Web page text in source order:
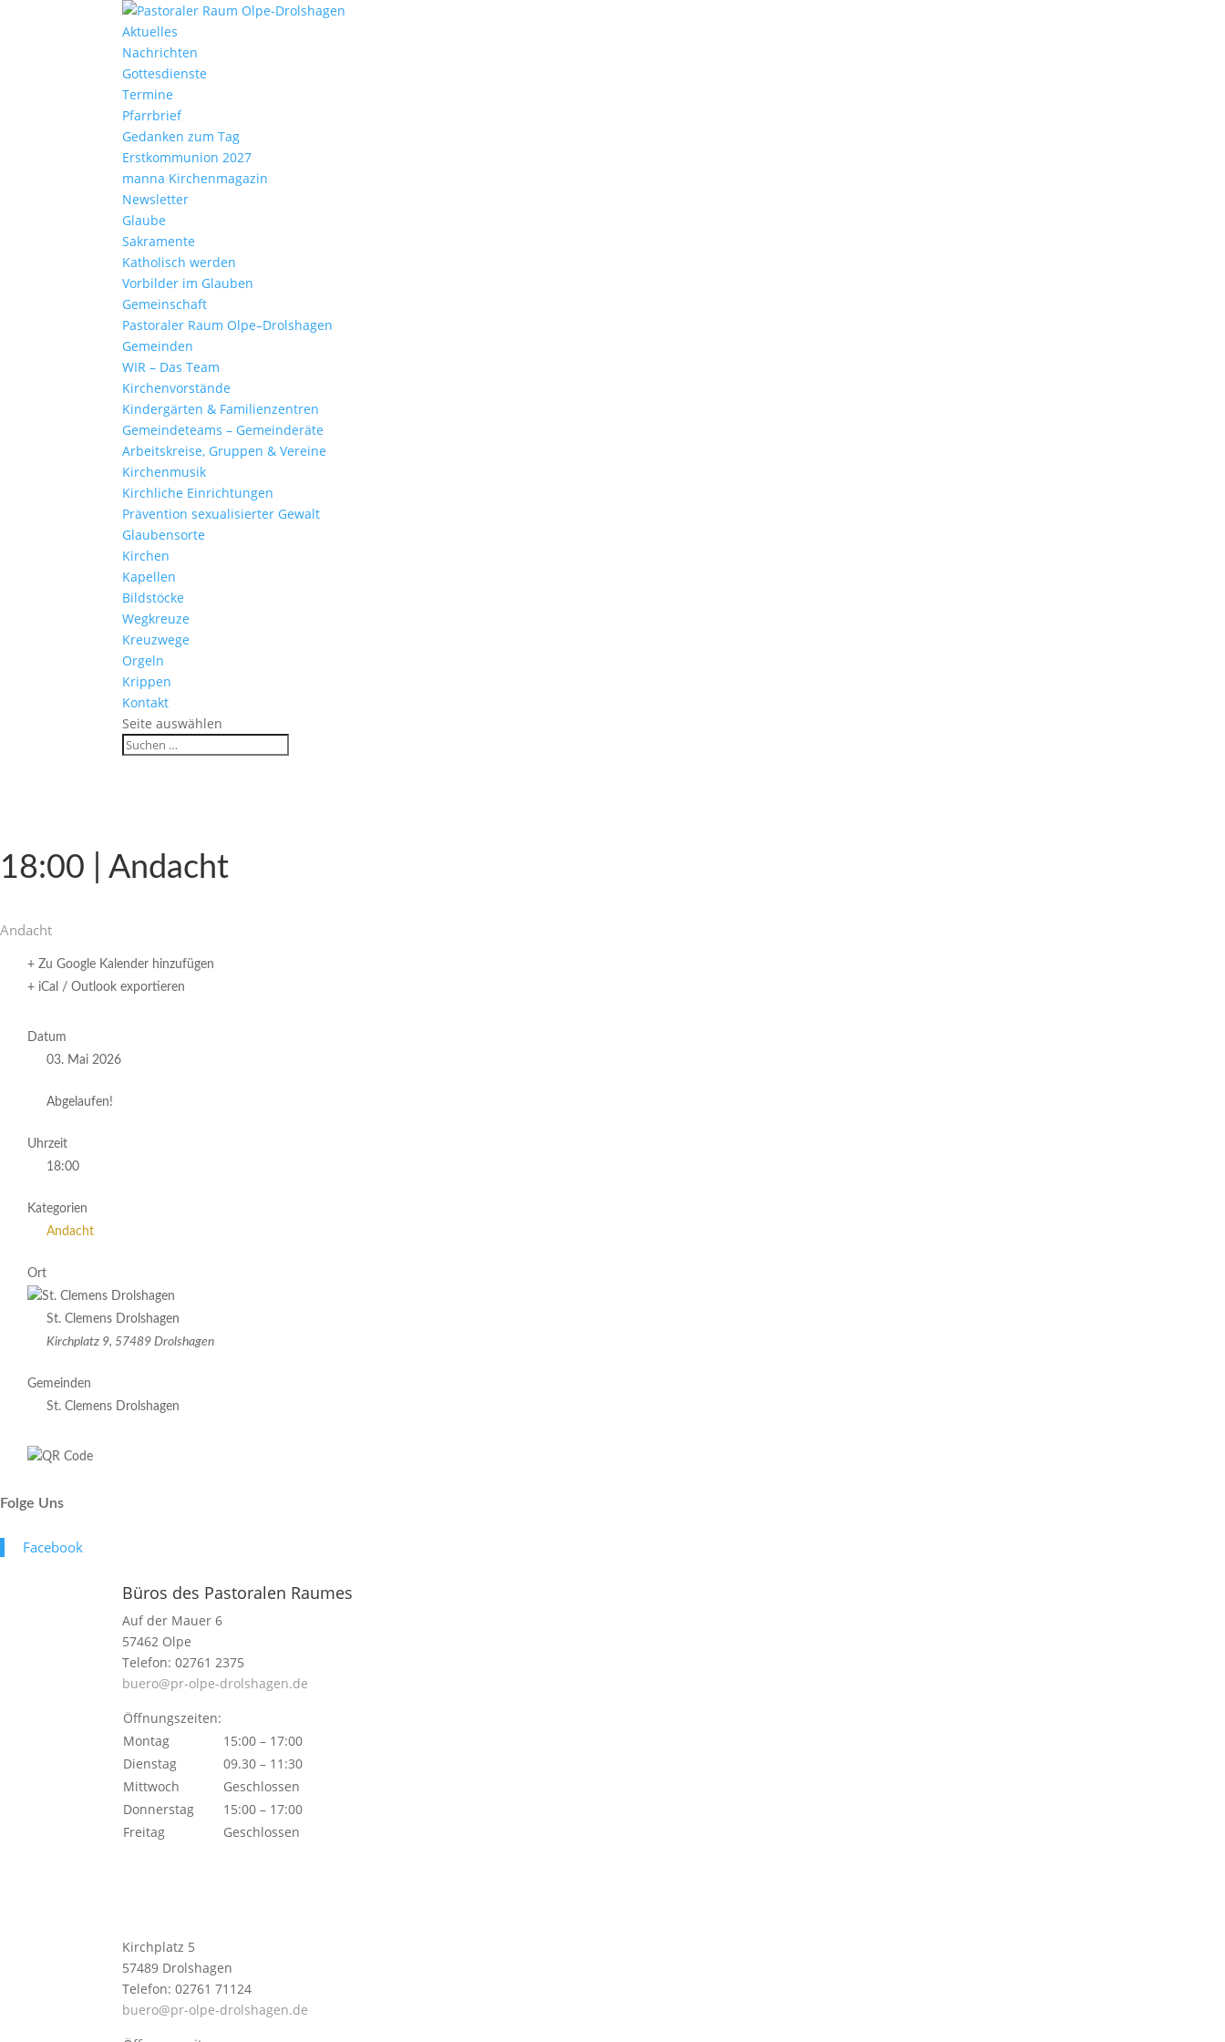
Aktu­elles
Nach­richten
Gottes­dienste
Termine
Pfarr­brief
Gedanken zum Tag
Erst­kom­mu­nion 2027
manna Kirchen­ma­gazin
News­letter
Glaube
Sakra­mente
Katho­lisch werden
Vorbilder im Glauben
Gemein­schaft
Pasto­raler Raum Olpe–Drolshagen
Gemeinden
WIR – Das Team
Kirchen­vor­stände
Kinder­gärten & Familienzentren
Gemein­de­teams – Gemeinderäte
Arbeits­kreise, Gruppen & Vereine
Kirchen­musik
Kirch­liche Einrichtungen
Präven­tion sexua­li­sierter Gewalt
Glau­ben­s­orte
Kirchen
Kapellen
Bild­stöcke
Wegkreuze
Kreuz­wege
Orgeln
Krippen
Kontakt
Seite auswählen
18:00 | Andacht
Andacht
+ Zu Google Kalender hinzufügen
+ iCal / Outlook exportieren
Datum
03. Mai 2026
Abgelaufen!
Uhrzeit
18:00
Kategorien
Andacht
Ort
St. Clemens Drolshagen
Kirchplatz 9, 57489 Drolshagen
Gemeinden
St. Clemens Drolshagen
Folge Uns
Face­book
Büros des Pastoralen Raumes
Auf der Mauer 6
57462 Olpe
Telefon: 02761 2375
buero@pr-olpe-drolshagen.de
Öffnungszeiten:
Montag
15:00 – 17:00
Dienstag
09.30 – 11:30
Mittwoch
Geschlossen
Donnerstag
15:00 – 17:00
Freitag
Geschlossen
Kirchplatz 5
57489 Drolshagen
Telefon: 02761 71124
buero@pr-olpe-drolshagen.de